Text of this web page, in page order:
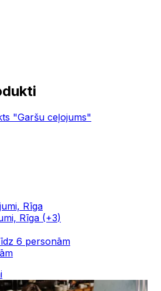
"Garšu ceļojums"
Rīga
Rīga (+3)
6 personām